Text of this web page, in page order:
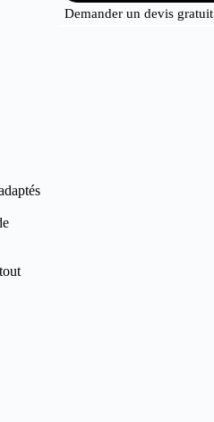
Demander un devis gratuit